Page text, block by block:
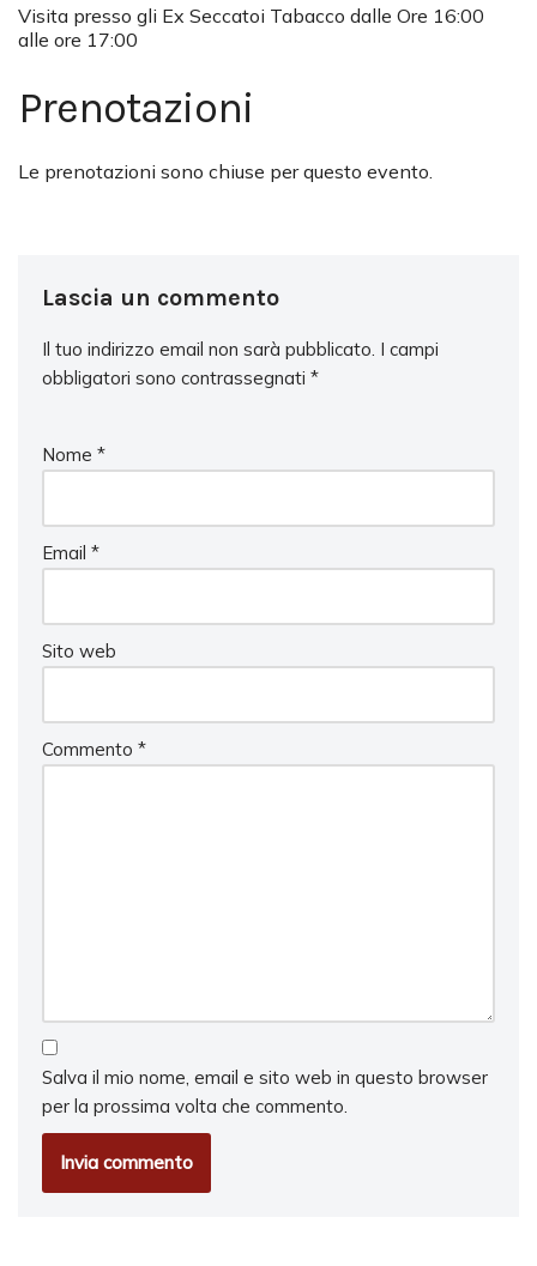
Visita presso gli Ex Seccatoi Tabacco dalle Ore 16:00
alle ore 17:00
Prenotazioni
Le prenotazioni sono chiuse per questo evento.
Lascia un commento
Il tuo indirizzo email non sarà pubblicato. I campi
obbligatori sono contrassegnati *
Nome *
Email *
Sito web
Commento *
Salva il mio nome, email e sito web in questo browser
per la prossima volta che commento.